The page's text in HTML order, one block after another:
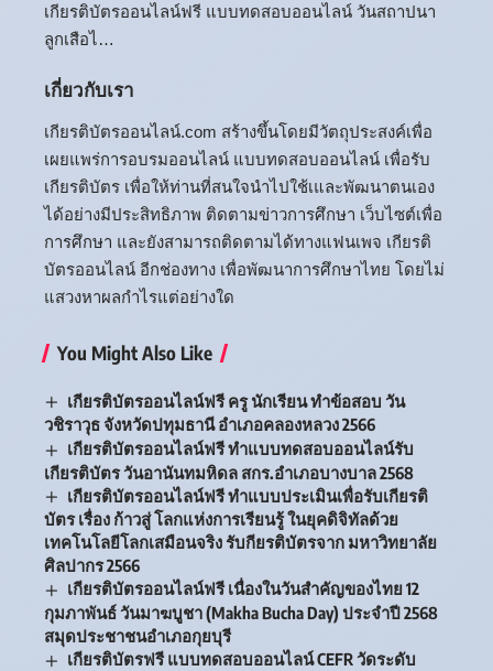
เกียรติบัตรออนไลน์ฟรี แบบทดสอบออนไลน์ วันสถาปนา
ลูกเสือไ…
เกี่ยวกับเรา
เกียรติบัตรออนไลน์.com สร้างขึ้นโดยมีวัตถุประสงค์เพื่อ
เผยแพร่การอบรมออนไลน์ แบบทดสอบออนไลน์ เพื่อรับ
เกียรติบัตร เพื่อให้ท่านที่สนใจนำไปใช้เและพัฒนาตนเอง
ได้อย่างมีประสิทธิภาพ ติดตามข่าวการศึกษา เว็บไซต์เพื่อ
การศึกษา และยังสามารถติดตามได้ทางแฟนเพจ เกียรติ
บัตรออนไลน์ อีกช่องทาง เพื่อพัฒนาการศึกษาไทย โดยไม่
แสวงหาผลกำไรแต่อย่างใด
You Might Also Like
เกียรติบัตรออนไลน์ฟรี ครู นักเรียน ทำข้อสอบ วัน
วชิราวุธ จังหวัดปทุมธานี อำเภอคลองหลวง 2566
เกียรติบัตรออนไลน์ฟรี ทำแบบทดสอบออนไลน์รับ
เกียรติบัตร วันอานันทมหิดล สกร.อำเภอบางบาล 2568
เกียรติบัตรออนไลน์ฟรี ทำแบบประเมินเพื่อรับเกียรติ
บัตร เรื่อง ก้าวสู่ โลกแห่งการเรียนรู้ ในยุคดิจิทัลด้วย
เทคโนโลยีโลกเสมือนจริง รับกียรติบัตรจาก มหาวิทยาลัย
ศิลปากร 2566
เกียรติบัตรออนไลน์ฟรี เนื่องในวันสำคัญของไทย 12
กุมภาพันธ์ วันมาฆบูชา (Makha Bucha Day) ประจำปี 2568
สมุดประชาชนอำเภอกุยบุรี
เกียรติบัตรฟรี แบบทดสอบออนไลน์ CEFR วัดระดับ